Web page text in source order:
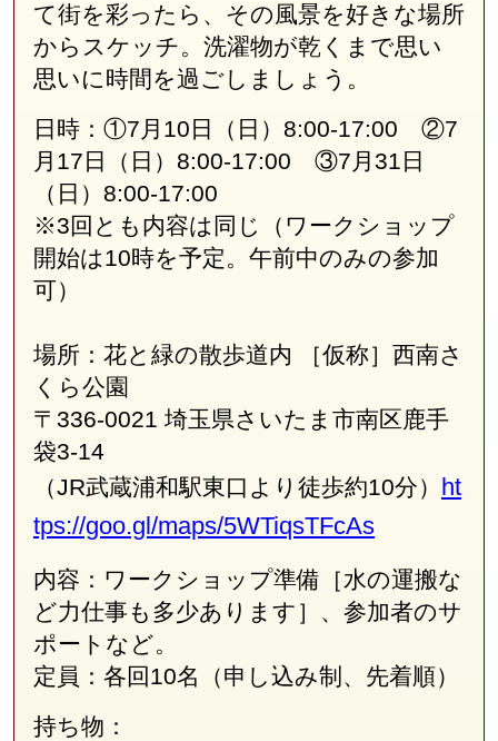
て街を彩ったら、その風景を好きな場所
からスケッチ。洗濯物が乾くまで思い
思いに時間を過ごしましょう。
日時：①7月10日（日）8:00-17:00 ②7
月17日（日）8:00-17:00 ③7月31日
（日）8:00-17:00
※3回とも内容は同じ（ワークショップ
開始は10時を予定。午前中のみの参加
可）
場所：花と緑の散歩道内 ［仮称］西南さ
くら公園
〒336-0021 埼玉県さいたま市南区鹿手
袋3-14
（JR武蔵浦和駅東口より徒歩約10分）
ht
tps://goo.gl/maps/5WTiqsTFcAs
内容：ワークショップ準備［水の運搬な
ど力仕事も多少あります］、参加者のサ
ポートなど。
定員：各回10名（申し込み制、先着順）
持ち物：